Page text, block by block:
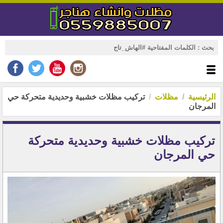
الرئيسية مظلات
تركيب مظلات خشبية وحديدية متحركة حي
المرجان
تركيب مظلات خشبية وحديدية متحركة
حي المرجان